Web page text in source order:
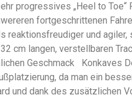
progressives „Heel to Toe“
fortgeschrittenen
reaktionsfreudiger und
cm langen, verstellbaren
Geschmack Konkaves
da man ein
und dank des zusätzlichen